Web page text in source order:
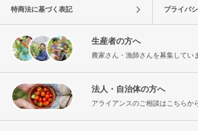
特商法に基づく表記 プライバ
生産者の方へ
農家さん・漁師さんを募集してい
法人・自治体の方へ
アライアンスのご相談はこちらか